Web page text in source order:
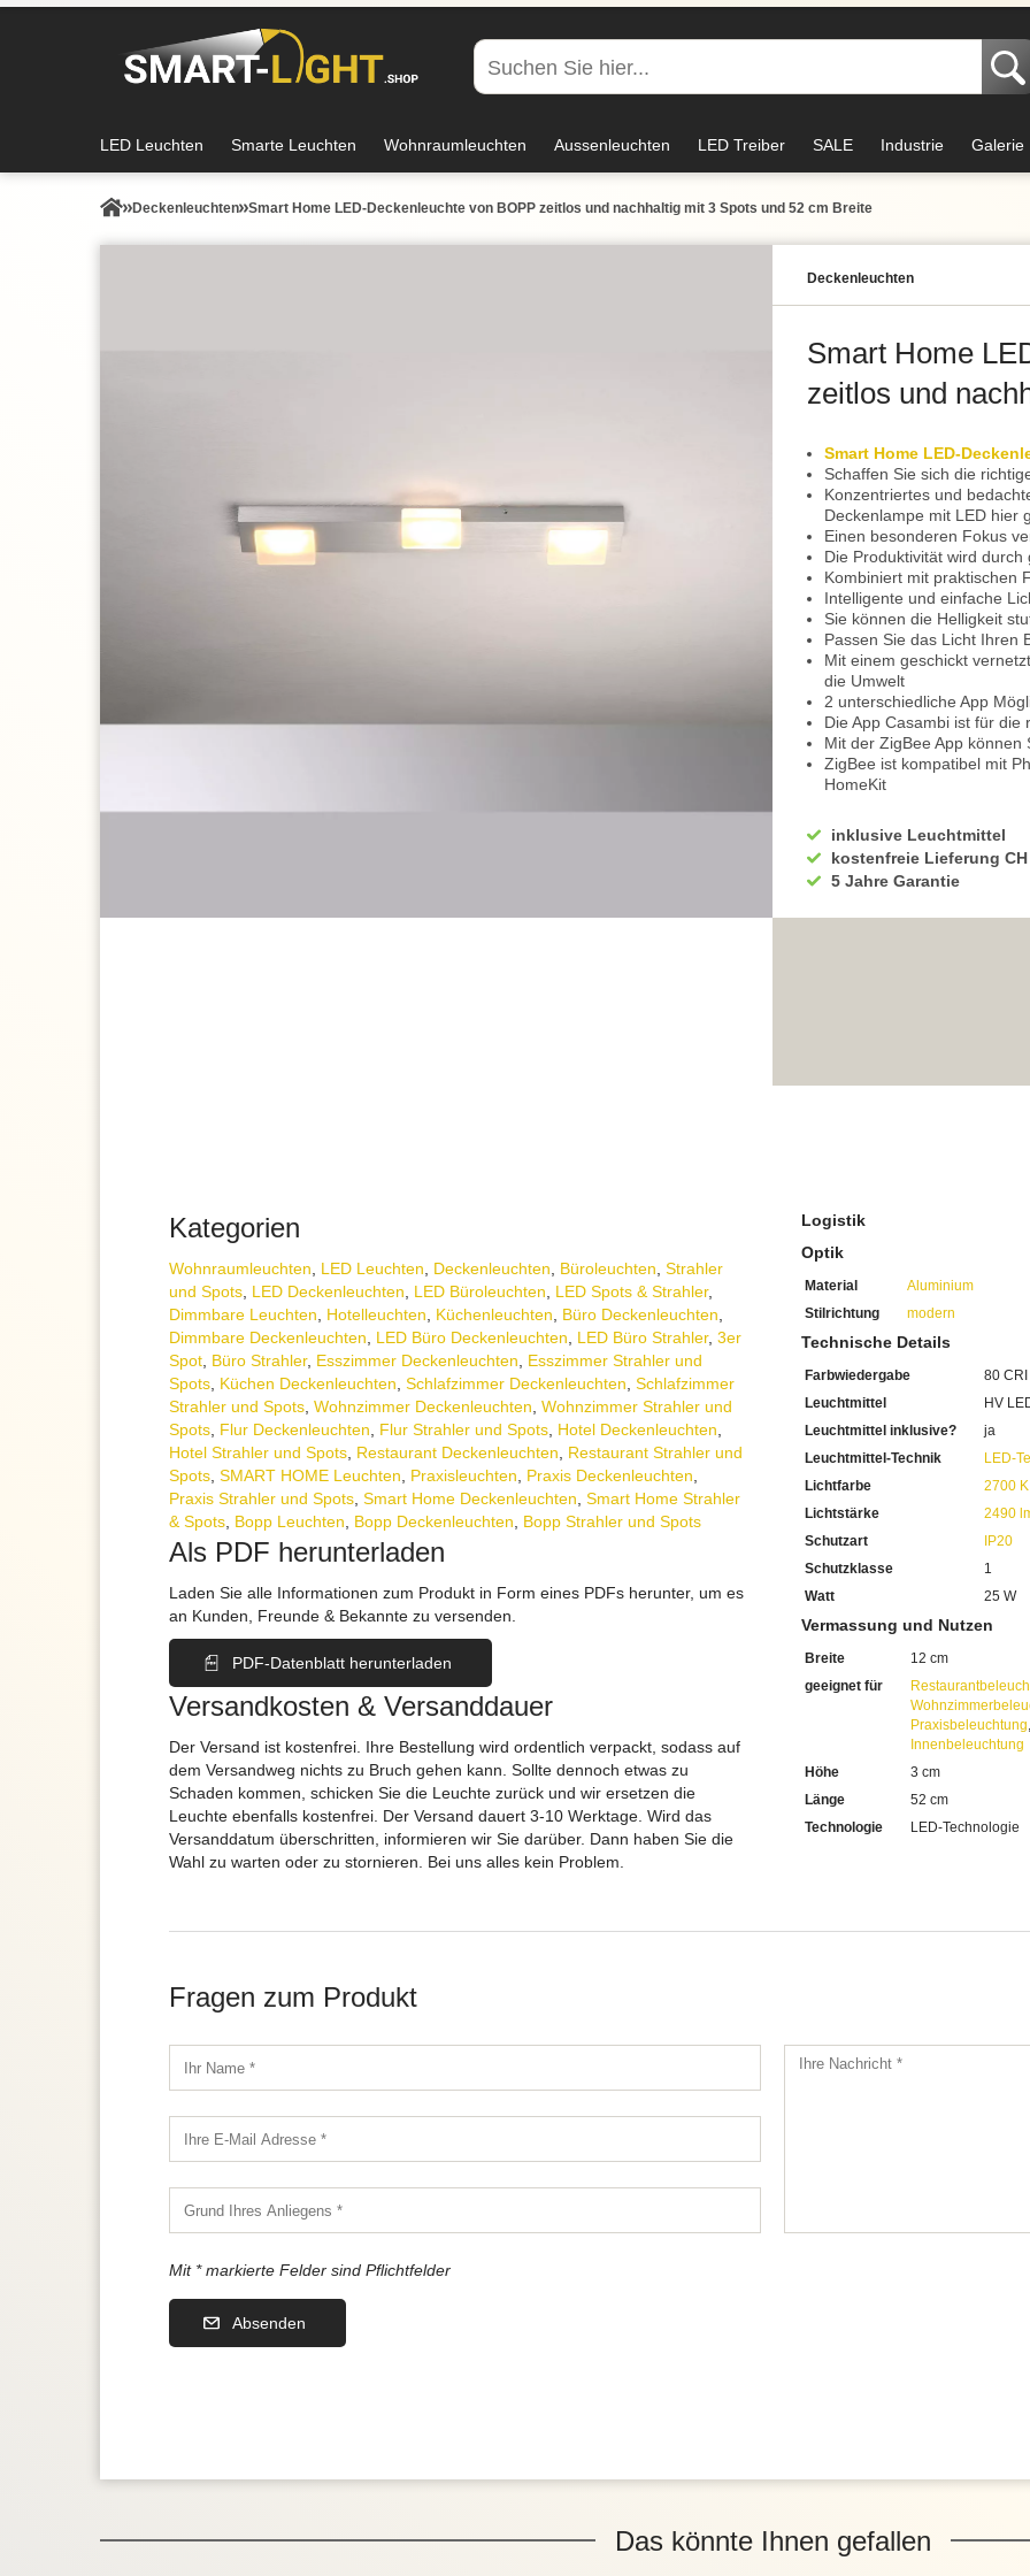
LED Leuchten Smarte Leuchten Wohnraumleuchten Aussenleuchten LED Treiber SALE Industrie Galerie
Decken­leuchten Smart Home LED-Deckenleuchte von BOPP zeitlos und nachhaltig mit 3 Spots und 52 cm Breite
Decken­leuchten
Smart Home
zeitlos und
Smart Home LED-
Schaffen Sie sich die
Konzentriertes und
Deckenlampe mit LED hier
Einen besonderen Fokus
Die Produktivität wird
Kombiniert mit praktischen
Intelligente und einfache
Sie können die Helligkeit
Passen Sie das Licht Ihren
Mit einem geschickt
die Umwelt
2 unterschiedliche App
Die App Casambi ist für
Mit der ZigBee App
ZigBee ist kompatibel mit
HomeKit
Tolle Lichtidee für das
Präsentationen
Schnelles und einfaches
Profitieren Sie durch die
Die Gesamtleistung beträgt
werden
Warmweisser Lichstrahl
Mit der Farbwiedergabe von
Sehen Sie auch abends die
Bei Fragen, zögern Sie
Wir freuen uns auf Ihre
inklusive Leuchtmittel
kostenfreie Lieferung CH
5 Jahre Garantie
Kategorien
Wohnraum­leuchten, LED Leuchten, Decken­leuchten, Büroleuchten, Strahler
und Spots, LED Deckenleuchten, LED Büroleuchten, LED Spots & Strahler,
Dimmbare Leuchten, Hotelleuchten, Küchenleuchten, Büro Deckenleuchten,
Dimmbare Deckenleuchten, LED Büro Deckenleuchten, LED Büro Strahler, 3er
Spot, Büro Strahler, Esszimmer Deckenleuchten, Esszimmer Strahler und
Spots, Küchen Deckenleuchten, Schlafzimmer Deckenleuchten, Schlafzimmer
Strahler und Spots, Wohnzimmer Deckenleuchten, Wohnzimmer Strahler und
Spots, Flur Deckenleuchten, Flur Strahler und Spots, Hotel Deckenleuchten,
Hotel Strahler und Spots, Restaurant Deckenleuchten, Restaurant Strahler und
Spots, SMART HOME Leuchten, Praxisleuchten, Praxis Deckenleuchten,
Praxis Strahler und Spots, Smart Home Deckenleuchten, Smart Home Strahler
& Spots, Bopp Leuchten, Bopp Deckenleuchten, Bopp Strahler und Spots
Als PDF herunterladen
Laden Sie alle Informationen zum Produkt in Form eines PDFs herunter, um es
an Kunden, Freunde & Bekannte zu versenden.
PDF-Datenblatt herunterladen
Versandkosten & Versanddauer
Der Versand ist kostenfrei. Ihre Bestellung wird ordentlich verpackt, sodass auf
dem Versandweg nichts zu Bruch gehen kann. Sollte dennoch etwas zu
Schaden kommen, schicken Sie die Leuchte zurück und wir ersetzen die
Leuchte ebenfalls kostenfrei. Der Versand dauert 3-10 Werktage. Wird das
Versanddatum überschritten, informieren wir Sie darüber. Dann haben Sie die
Wahl zu warten oder zu stornieren. Bei uns alles kein Problem.
Logistik
Optik
Material
Aluminium
Stilrichtung
modern
Technische Details
Farbwiedergabe
80 CRI
Leuchtmittel
HV
Leuchtmittel inklusive?
ja
Leuchtmittel-Technik
LED-
Lichtfarbe
2700 K
Lichtstärke
2490
Schutzart
IP20
Schutzklasse
1
Watt
25 W
Vermassung und Nutzen
Breite
12 cm
geeignet für
Praxisbeleuchtung,
Innenbeleuchtung
Höhe
3 cm
Länge
52 cm
Technologie
LED-Technologie
Fragen zum Produkt
Mit * markierte Felder sind Pflichtfelder
Absenden
Das könnte Ihnen gefallen